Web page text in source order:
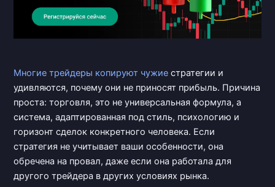
Многие трейдеры копируют чужие стратегии и
удивляются, почему они не приносят прибыль. Причина
проста: торговля, это не универсальная формула, а
система, адаптированная под стиль, психологию и
горизонт сделок конкретного человека. Если
стратегия не учитывает ваши особенности, она
обречена на провал, даже если она работала для
другого трейдера в других условиях рынка.